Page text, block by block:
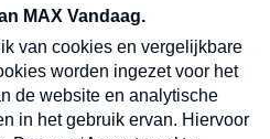
en dinsdagochtend in
Verzend